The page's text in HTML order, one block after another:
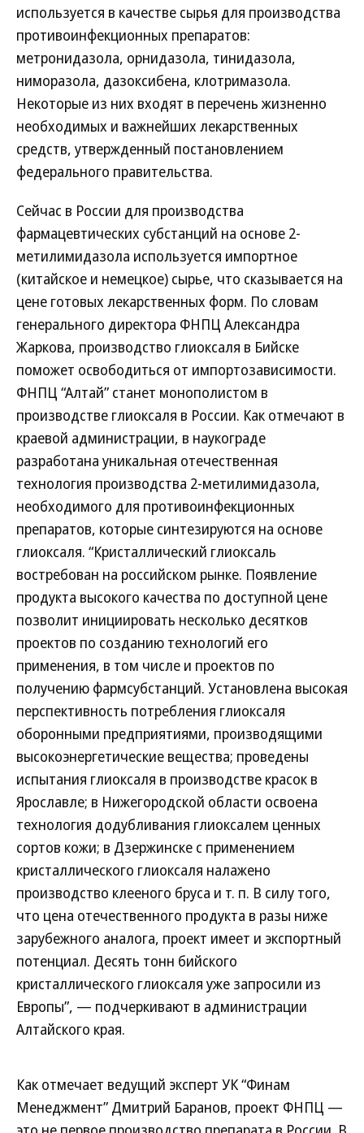
используется в качестве сырья для производства
противоинфекционных препаратов:
метронидазола, орнидазола, тинидазола,
ниморазола, дазоксибена, клотримазола.
Некоторые из них входят в перечень жизненно
необходимых и важнейших лекарственных
средств, утвержденный постановлением
федерального правительства.
Сейчас в России для производства
фармацевтических субстанций на основе 2-
метилимидазола используется импортное
(китайское и немецкое) сырье, что сказывается на
цене готовых лекарственных форм. По словам
генерального директора ФНПЦ Александра
Жаркова, производство глиоксаля в Бийске
поможет освободиться от импортозависимости.
ФНПЦ “Алтай” станет монополистом в
производстве глиоксаля в России. Как отмечают в
краевой администрации, в наукограде
разработана уникальная отечественная
технология производства 2-метилимидазола,
необходимого для противоинфекционных
препаратов, которые синтезируются на основе
глиоксаля. “Кристаллический глиоксаль
востребован на российском рынке. Появление
продукта высокого качества по доступной цене
позволит инициировать несколько десятков
проектов по созданию технологий его
применения, в том числе и проектов по
получению фармсубстанций. Установлена высокая
перспективность потребления глиоксаля
оборонными предприятиями, производящими
высокоэнергетические вещества; проведены
испытания глиоксаля в производстве красок в
Ярославле; в Нижегородской области освоена
технология додубливания глиоксалем ценных
сортов кожи; в Дзержинске с применением
кристаллического глиоксаля налажено
производство клееного бруса и т. п. В силу того,
что цена отечественного продукта в разы ниже
зарубежного аналога, проект имеет и экспортный
потенциал. Десять тонн бийского
кристаллического глиоксаля уже запросили из
Европы”, — подчеркивают в администрации
Алтайского края.
Как отмечает ведущий эксперт УК “Финам
Менеджмент” Дмитрий Баранов, проект ФНПЦ —